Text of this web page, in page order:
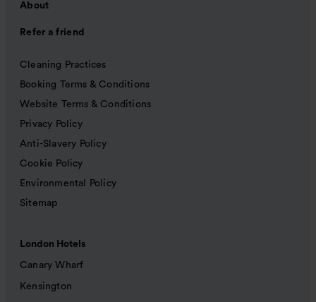
About
Refer a friend
Cleaning Practices
Booking Terms & Conditions
Website Terms & Conditions
Privacy Policy
Anti-Slavery Policy
Cookie Policy
Environmental Policy
Sitemap
London Hotels
Canary Wharf
Kensington